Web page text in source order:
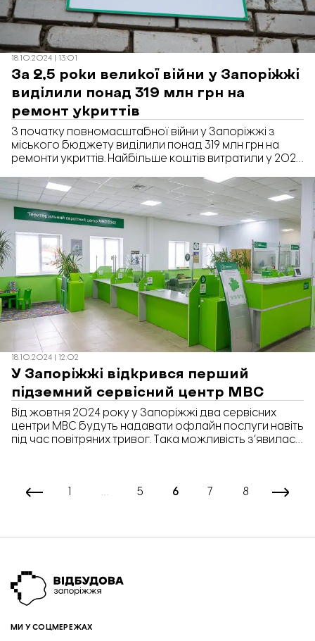
18.10.2024 | 13:01
За 2,5 роки великої війни у Запоріжжі
виділили понад 319 млн грн на
ремонт укриттів
З початку повномасштабної війни у Запоріжжі з
міського бюджету виділили понад 319 млн грн на
ремонти укриттів. Найбільше коштів витратили у 2023
бюджетної політики Запорізької міської ради у
відповіді на інформаційний запит «Відбудови.
Запоріжжя».
18.10.2024 | 12:02
У Запоріжжі відкрився перший
підземний сервісний центр МВС
Від жовтня 2024 року у Запоріжжі два сервісних
центри МВС будуть надавати офлайн послуги навіть
під час повітряних тривог. Така можливість з’явилась
… 5 6 7 8
МИ У СОЦМЕРЕЖАХ